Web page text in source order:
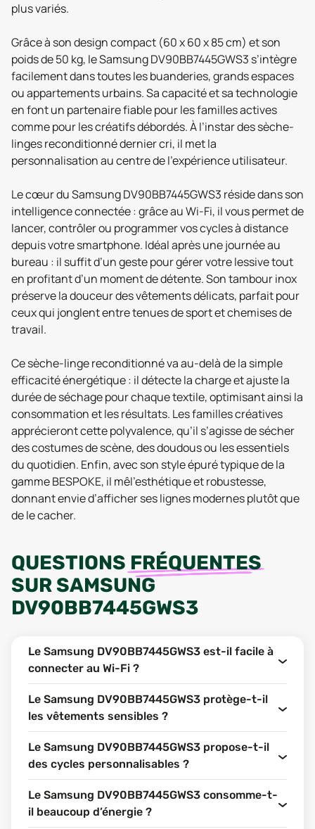
plus variés.
Grâce à son design compact (60 x 60 x 85 cm) et son
poids de 50 kg, le Samsung DV90BB7445GWS3 s’intègre
facilement dans toutes les buanderies, grands espaces
ou appartements urbains. Sa capacité et sa technologie
en font un partenaire fiable pour les familles actives
comme pour les créatifs débordés. À l’instar des sèche-
linges reconditionné dernier cri, il met la
personnalisation au centre de l’expérience utilisateur.
Le cœur du Samsung DV90BB7445GWS3 réside dans son
intelligence connectée : grâce au Wi-Fi, il vous permet de
lancer, contrôler ou programmer vos cycles à distance
depuis votre smartphone. Idéal après une journée au
bureau : il suffit d’un geste pour gérer votre lessive tout
en profitant d’un moment de détente. Son tambour inox
préserve la douceur des vêtements délicats, parfait pour
ceux qui jonglent entre tenues de sport et chemises de
travail.
Ce sèche-linge reconditionné va au-delà de la simple
efficacité énergétique : il détecte la charge et ajuste la
durée de séchage pour chaque textile, optimisant ainsi la
consommation et les résultats. Les familles créatives
apprécieront cette polyvalence, qu’il s’agisse de sécher
des costumes de scène, des doudous ou les essentiels
du quotidien. Enfin, avec son style épuré typique de la
gamme BESPOKE, il mêl'esthétique et robustesse,
donnant envie d’afficher ses lignes modernes plutôt que
de le cacher.
QUESTIONS FRÉQUENTES
SURSAMSUNG
DV90BB7445GWS3
Le Samsung DV90BB7445GWS3 est-il facile à
connecter au Wi-Fi ?
Le Samsung DV90BB7445GWS3 protège-t-il
les vêtements sensibles ?
Le Samsung DV90BB7445GWS3 propose-t-il
des cycles personnalisables ?
Le Samsung DV90BB7445GWS3 consomme-t-
il beaucoup d’énergie ?